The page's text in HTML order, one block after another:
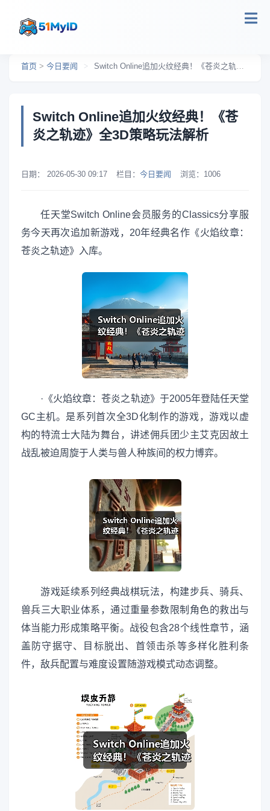
首页 > 今日要闻 > Switch Online追加火纹经典！《苍炎之轨迹》全3D策略玩法解析
Switch Online追加火纹经典！《苍
炎之轨迹》全3D策略玩法解析
日期： 2026-05-30 09:17 栏目： 今日要闻 浏览： 1006
任天堂Switch Online会员服务的Classics分享服
务今天再次追加新游戏，20年经典名作《火焰纹章：
苍炎之轨迹》入库。
·《火焰纹章：苍炎之轨迹》于2005年登陆任天堂
GC主机。是系列首次全3D化制作的游戏，游戏以虚
构的特流士大陆为舞台，讲述佣兵团少主艾克因故土
战乱被迫周旋于人类与兽人种族间的权力博弈。
游戏延续系列经典战棋玩法，构建步兵、骑兵、
兽兵三大职业体系，通过重量参数限制角色的救出与
体当能力形成策略平衡。战役包含28个线性章节，涵
盖防守据守、目标脱出、首领击杀等多样化胜利条
件，敌兵配置与难度设置随游戏模式动态调整。